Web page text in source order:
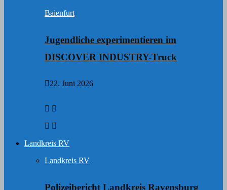
Baienfurt
Jugendliche experimentieren im
DISCOVER INDUSTRY-Truck
22. Juni 2026
Landkreis RV
Landkreis RV
Polizeibericht Landkreis Ravensburg